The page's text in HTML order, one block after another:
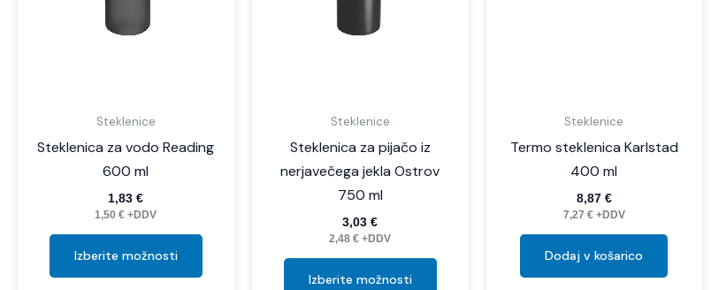
Steklenice
Steklenica za vodo Reading
600 ml
1,83€
1,50€ +DDV
Izberite možnosti
Steklenice
Steklenica za pijačo iz
nerjavečega jekla Ostrov
750 ml
3,03€
2,48€ +DDV
Izberite možnosti
Steklenice
Termo steklenica Karlstad
400 ml
8,87 €
7,27 €+DDV
Dodaj v košarico